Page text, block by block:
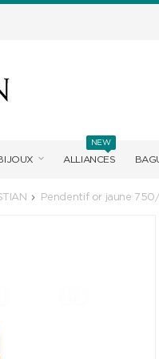
ALLIANCES
NEW
Pendentif or jaune